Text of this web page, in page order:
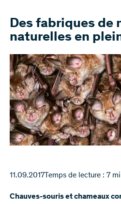
Des fabriques de
naturelles en
11.09.2017Temps de lecture : 7
Chauves-souris et chameaux